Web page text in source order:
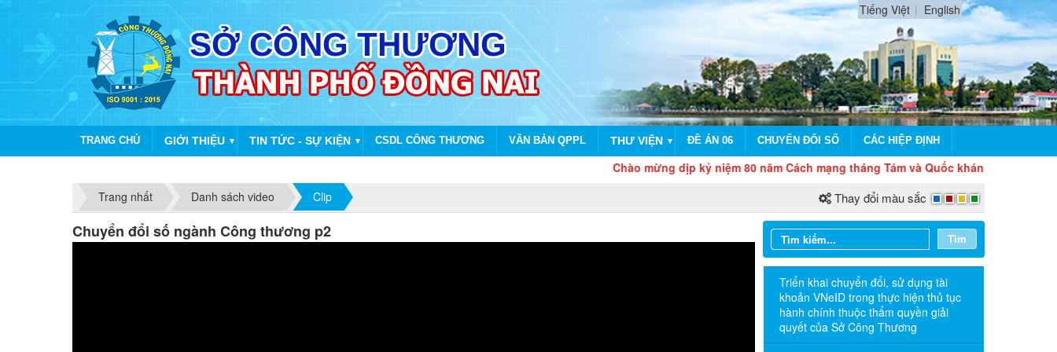
Tiếng Việt English
TRANG CHỦ GIỚI THIỆU ▼ TIN TỨC - SỰ KIỆN ▼ CSDL CÔNG THƯƠNG VĂN BẢN QPPL THƯ VIỆN ▼ ĐỀ ÁN 06 CHUYỂN ĐỔI SỐ CÁC HIỆP ĐỊNH
Chào mừng dịp kỷ niệm 80 năm Cách mạng tháng Tám và Quốc khánh 2/9
Trang nhất
Danh sách video Clip Thay đổi màu sắc
Chuyển đổi số ngành Công thương p2 Tìm
Triển khai chuyển đổi, sử dụng tài
khoản VNeID trong thực hiện thủ tục
hành chính thuộc thẩm quyền giải
quyết của Sở Công Thương